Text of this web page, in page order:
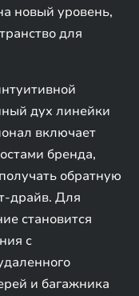
новый уровень,
для
дух линейки
включает
бренда,
обратную
драйв. Для
становится
с
и багажника